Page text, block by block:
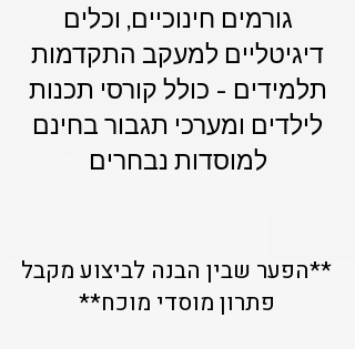
גורמים חינוכיים, וכלים
דיגיטליים למעקב התקדמות
תלמידים - כולל קורסי תכנות
לילדים ומערכי תגבור בחינם
למוסדות נבחרים
**הפער שבין הבנה לביצוע מקבל
פתרון מוסדי מוכח**